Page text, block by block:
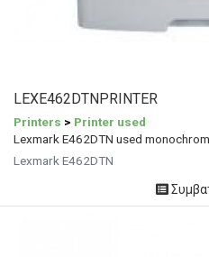
LEXE462DTNPRINTER
Printers > Printer used
Lexmark E462DTN used
Lexmark E462DTN